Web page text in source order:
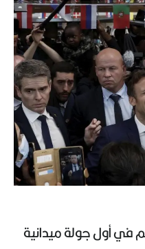
أول جولة ميدانية